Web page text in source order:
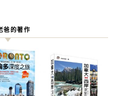
爸的著作